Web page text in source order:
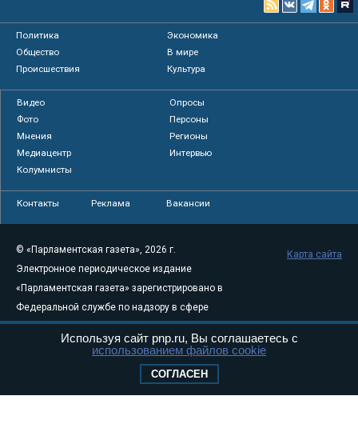
Политика
Экономика
Общество
В мире
Происшествия
Культура
Видео
Опросы
Фото
Персоны
Мнения
Регионы
Медиацентр
Интервью
Колумнисты
Контакты Реклама Вакансии
© «Парламентская газета», 2026 г.
Электронное периодическое издание
«Парламентская газета» зарегистрировано в
Федеральной службе по надзору в сфере
связи, информационных технологий и
массовых коммуникаций (Роскомнадзор) 05
Свидетельство о регистрации Эл № ФС77-
Карта сайта
Используя сайт pnp.ru, Вы соглашаетесь с
использованием файлов cookie
СОГЛАСЕН